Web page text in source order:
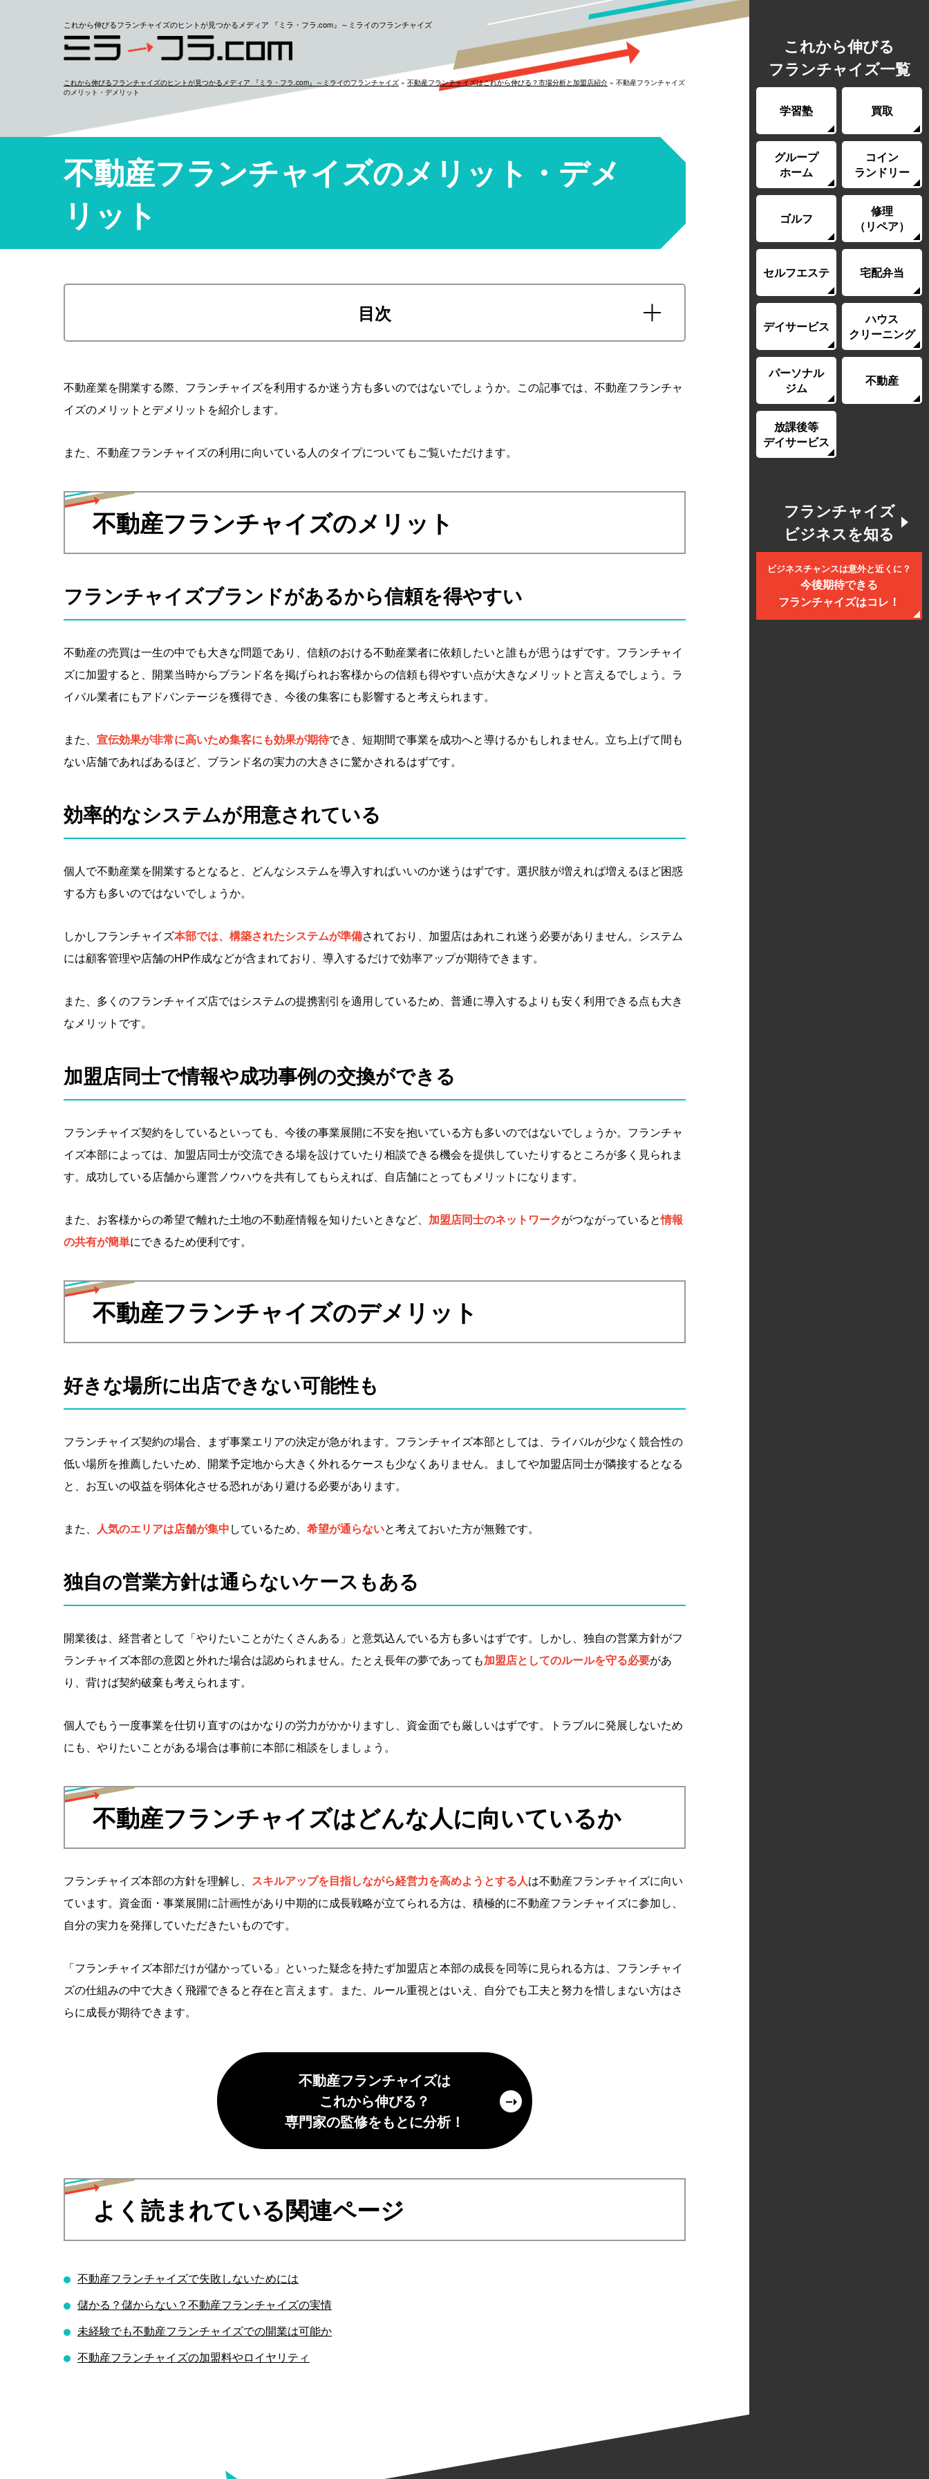
これから伸びるフランチャイズのヒントが見つかるメディア 『ミラ・フラ.com』～ミライのフランチャイズ
これから伸びるフランチャイズのヒントが見つかるメディア 『ミラ・フラ.com』～ミライのフランチャイズ » 不動産フランチャイズはこれから伸びる？市場分析と加盟店紹介 » 不動産フランチャイズ
のメリット・デメリット
不動産フランチャイズのメリット・デメ
リット
目次
不動産業を開業する際、フランチャイズを利用するか迷う方も多いのではないでしょうか。この記事では、不動産フランチャ
イズのメリットとデメリットを紹介します。
また、不動産フランチャイズの利用に向いている人のタイプについてもご覧いただけます。
不動産フランチャイズのメリット
フランチャイズブランドがあるから信頼を得やすい
不動産の売買は一生の中でも大きな問題であり、信頼のおける不動産業者に依頼したいと誰もが思うはずです。フランチャイ
ズに加盟すると、開業当時からブランド名を掲げられお客様からの信頼も得やすい点が大きなメリットと言えるでしょう。ラ
イバル業者にもアドバンテージを獲得でき、今後の集客にも影響すると考えられます。
また、 宣伝効果が非常に高いため集客にも効果が期待でき、短期間で事業を成功へと導けるかもしれません。立ち上げて間も
ない店舗であればあるほど、ブランド名の実力の大きさに驚かされるはずです。
効率的なシステムが用意されている
個人で不動産業を開業するとなると、どんなシステムを導入すればいいのか迷うはずです。選択肢が増えれば増えるほど困惑
する方も多いのではないでしょうか。
しかしフランチャイズ本部では、構築されたシステムが準備されており、加盟店はあれこれ迷う必要がありません。システム
には顧客管理や店舗のHP作成などが含まれており、導入するだけで効率アップが期待できます。
また、多くのフランチャイズ店ではシステムの提携割引を適用しているため、普通に導入するよりも安く利用できる点も大き
なメリットです。
加盟店同士で情報や成功事例の交換ができる
フランチャイズ契約をしているといっても、今後の事業展開に不安を抱いている方も多いのではないでしょうか。フランチャ
イズ本部によっては、加盟店同士が交流できる場を設けていたり相談できる機会を提供していたりするところが多く見られま
す。成功している店舗から運営ノウハウを共有してもらえれば、自店舗にとってもメリットになります。
また、お客様からの希望で離れた土地の不動産情報を知りたいときなど、 加盟店同士のネットワークがつながっていると情報
の共有が簡単にできるため便利です。
不動産フランチャイズのデメリット
好きな場所に出店できない可能性も
フランチャイズ契約の場合、まず事業エリアの決定が急がれます。フランチャイズ本部としては、ライバルが少なく競合性の
低い場所を推薦したいため、開業予定地から大きく外れるケースも少なくありません。ましてや加盟店同士が隣接するとなる
と、お互いの収益を弱体化させる恐れがあり避ける必要があります。
また、 人気のエリアは店舗が集中しているため、 希望が通らないと考えておいた方が無難です。
独自の営業方針は通らないケースもある
開業後は、経営者として「やりたいことがたくさんある」と意気込んでいる方も多いはずです。しかし、独自の営業方針がフ
ランチャイズ本部の意図と外れた場合は認められません。たとえ長年の夢であっても加盟店としてのルールを守る必要があ
り、背けば契約破棄も考えられます。
個人でもう一度事業を仕切り直すのはかなりの労力がかかりますし、資金面でも厳しいはずです。トラブルに発展しないため
にも、やりたいことがある場合は事前に本部に相談をしましょう。
不動産フランチャイズはどんな人に向いているか
フランチャイズ本部の方針を理解し、 スキルアップを目指しながら経営力を高めようとする人は不動産フランチャイズに向い
ています。資金面・事業展開に計画性があり中期的に成長戦略が立てられる方は、積極的に不動産フランチャイズに参加し、
自分の実力を発揮していただきたいものです。
「フランチャイズ本部だけが儲かっている」といった疑念を持たず加盟店と本部の成長を同等に見られる方は、フランチャイ
ズの仕組みの中で大きく飛躍できると存在と言えます。また、ルール重視とはいえ、自分でも工夫と努力を惜しまない方はさ
らに成長が期待できます。
不動産フランチャイズは
これから伸びる？
専門家の監修をもとに分析！
よく読まれている関連ページ
不動産フランチャイズで失敗しないためには
儲かる？儲からない？不動産フランチャイズの実情
未経験でも不動産フランチャイズでの開業は可能か
不動産フランチャイズの加盟料やロイヤリティ
これから伸びる
フランチャイズ一覧
学習塾 買取
グループ
ホーム
コイン
ランドリー
ゴルフ
修理
（リペア）
セルフエステ 宅配弁当
デイサービス
ハウス
クリーニング
パーソナル
ジム
不動産
放課後等
デイサービス
フランチャイズ
ビジネスを知る
ビジネスチャンスは意外と近くに？
今後期待できる
フランチャイズはコレ！